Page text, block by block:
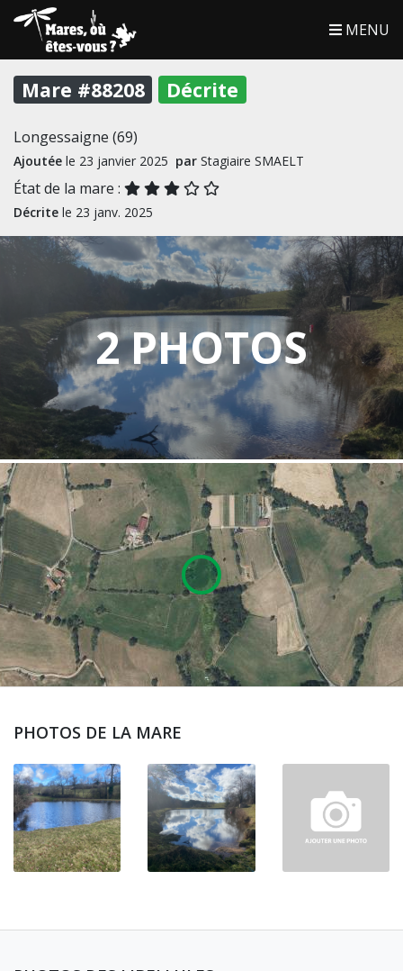
MENU
Mare #88208 Décrite
Longessaigne (69)
Ajoutée le 23 janvier 2025 par Stagiaire SMAELT
État de la mare :
Décrite le 23 janv. 2025
2 PHOTOS
PHOTOS DE LA MARE